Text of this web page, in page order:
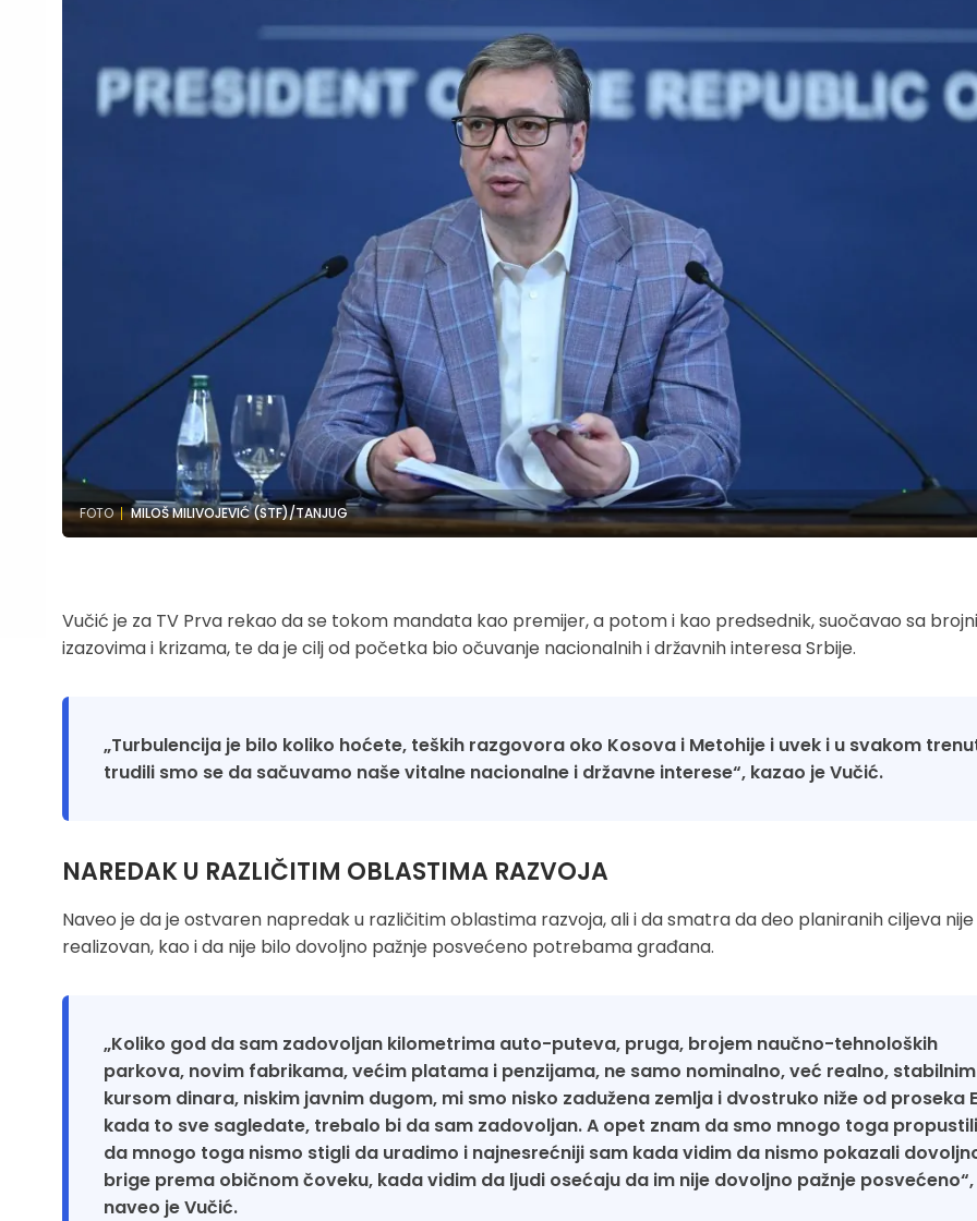
FOTO MILOŠ MILIVOJEVIĆ (STF)/TANJUG
Vučić je za TV Prva rekao da se tokom mandata kao premijer, a potom i kao predsednik, suočavao sa
izazovima i krizama, te da je cilj od početka bio očuvanje nacionalnih i državnih interesa Srbije.
„Turbulencija je bilo koliko hoćete, teških razgovora oko Kosova i Metohije i uvek i u svakom
trudili smo se da sačuvamo naše vitalne nacionalne i državne interese“, kazao je Vučić.
NAREDAK U RAZLIČITIM OBLASTIMA RAZVOJA
Naveo je da je ostvaren napredak u različitim oblastima razvoja, ali i da smatra da deo planiranih ciljeva nije
realizovan, kao i da nije bilo dovoljno pažnje posvećeno potrebama građana.
„Koliko god da sam zadovoljan kilometrima auto-puteva, pruga, brojem naučno-tehnoloških
parkova, novim fabrikama, većim platama i penzijama, ne samo nominalno, već realno, stabilnim
kursom dinara, niskim javnim dugom, mi smo nisko zadužena zemlja i dvostruko niže od proseka
kada to sve sagledate, trebalo bi da sam zadovoljan. A opet znam da smo mnogo toga
da mnogo toga nismo stigli da uradimo i najnesrećniji sam kada vidim da nismo pokazali
brige prema običnom čoveku, kada vidim da ljudi osećaju da im nije dovoljno pažnje posvećeno“,
naveo je Vučić.